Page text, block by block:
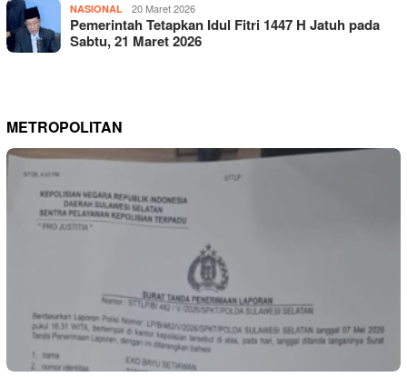
NASIONAL 20 Maret 2026
Pemerintah Tetapkan Idul Fitri 1447 H Jatuh pada
Sabtu, 21 Maret 2026
METROPOLITAN